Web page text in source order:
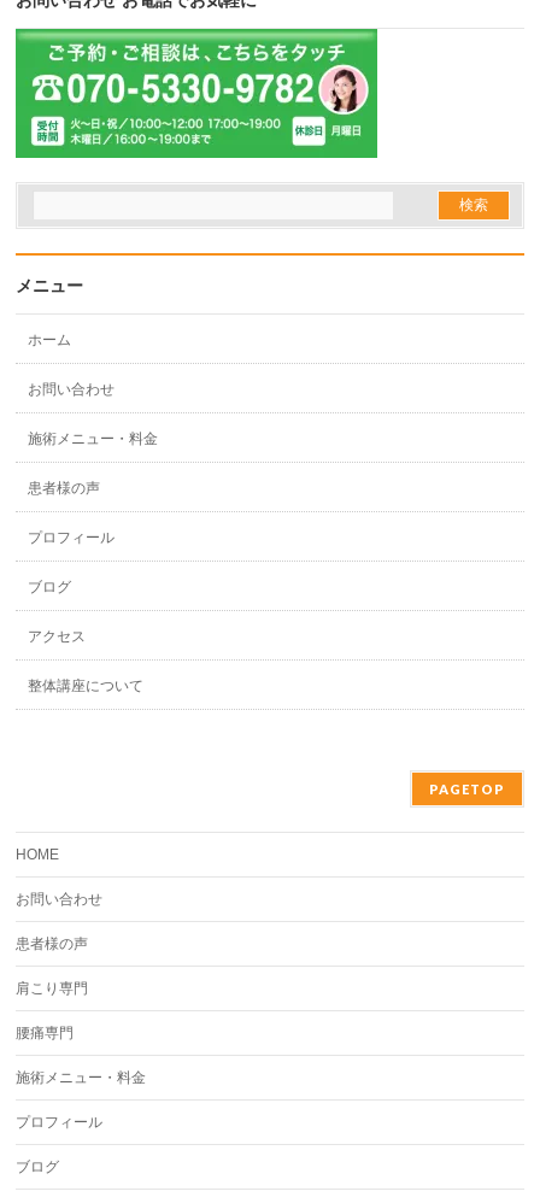
メニュー
ホーム
お問い合わせ
施術メニュー・料金
患者様の声
プロフィール
ブログ
アクセス
整体講座について
PAGETOP
HOME
お問い合わせ
患者様の声
肩こり専門
腰痛専門
施術メニュー・料金
プロフィール
ブログ